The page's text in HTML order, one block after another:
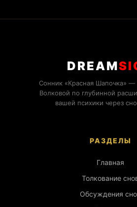
DREAM
Сонник «Красная Шапочка»
Волковой по глубинной
вашей психики через
РАЗДЕЛЫ
Главная
Толкование
Обсуждения